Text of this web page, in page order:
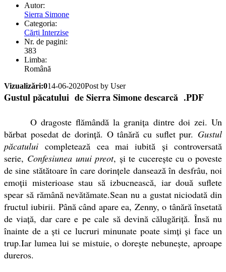
Autor:
Sierra Simone
Categoria:
Cărți Interzise
Nr. de pagini:
383
Limba:
Română
Vizualizări:014-06-2020Post by User
Gustul păcatului de Sierra Simone descarcă .PDF
O dragoste flămândă la granița dintre doi zei. Un
bărbat posedat de dorință. O tânără cu suflet pur. Gustul
păcatuluicompletează cea mai iubită și controversată
serie, Confesiunea unui preot, și te cucerește cu o poveste
de sine stătătoare în care dorințele dansează în desfrâu, noi
emoții misterioase stau să izbucnească, iar două suflete
spear să rămână nevătămate.Sean nu a gustat niciodată din
fructul iubirii. Până când apare ea, Zenny, o tânără însetată
de viață, dar care e pe cale să devină călugăriță. Însă nu
înainte de a ști ce lucruri minunate poate simți și face un
trup.Iar lumea lui se mistuie, o dorește nebunește, aproape
dureros.